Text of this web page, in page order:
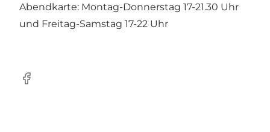
Abendkarte: Montag-Donnerstag 17-21.30 Uhr
und Freitag-Samstag 17-22 Uhr
Facebook